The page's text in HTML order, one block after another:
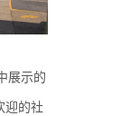
展示的
迎的社